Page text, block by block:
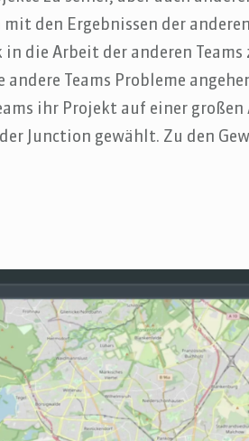
den Ergebnissen der
die Arbeit der anderen Teams
Teams Probleme
ihr Projekt auf einer
Junction gewählt. Zu den